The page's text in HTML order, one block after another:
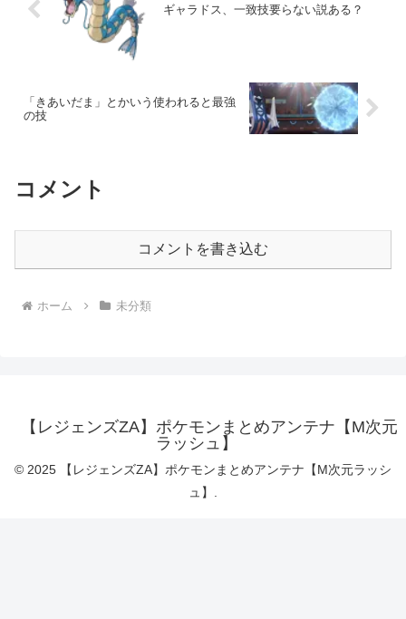
ギャラドス、一致技要らない説ある？
「きあいだま」とかいう使われると最強
の技
コメント
コメントを書き込む
ホーム 未分類
【レジェンズZA】ポケモンまとめアンテナ【M次元
ラッシュ】
© 2025 【レジェンズZA】ポケモンまとめアンテナ【M次元ラッシ
ュ】.